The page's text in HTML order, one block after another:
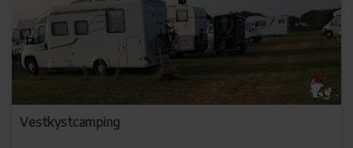
Vestkystcamping